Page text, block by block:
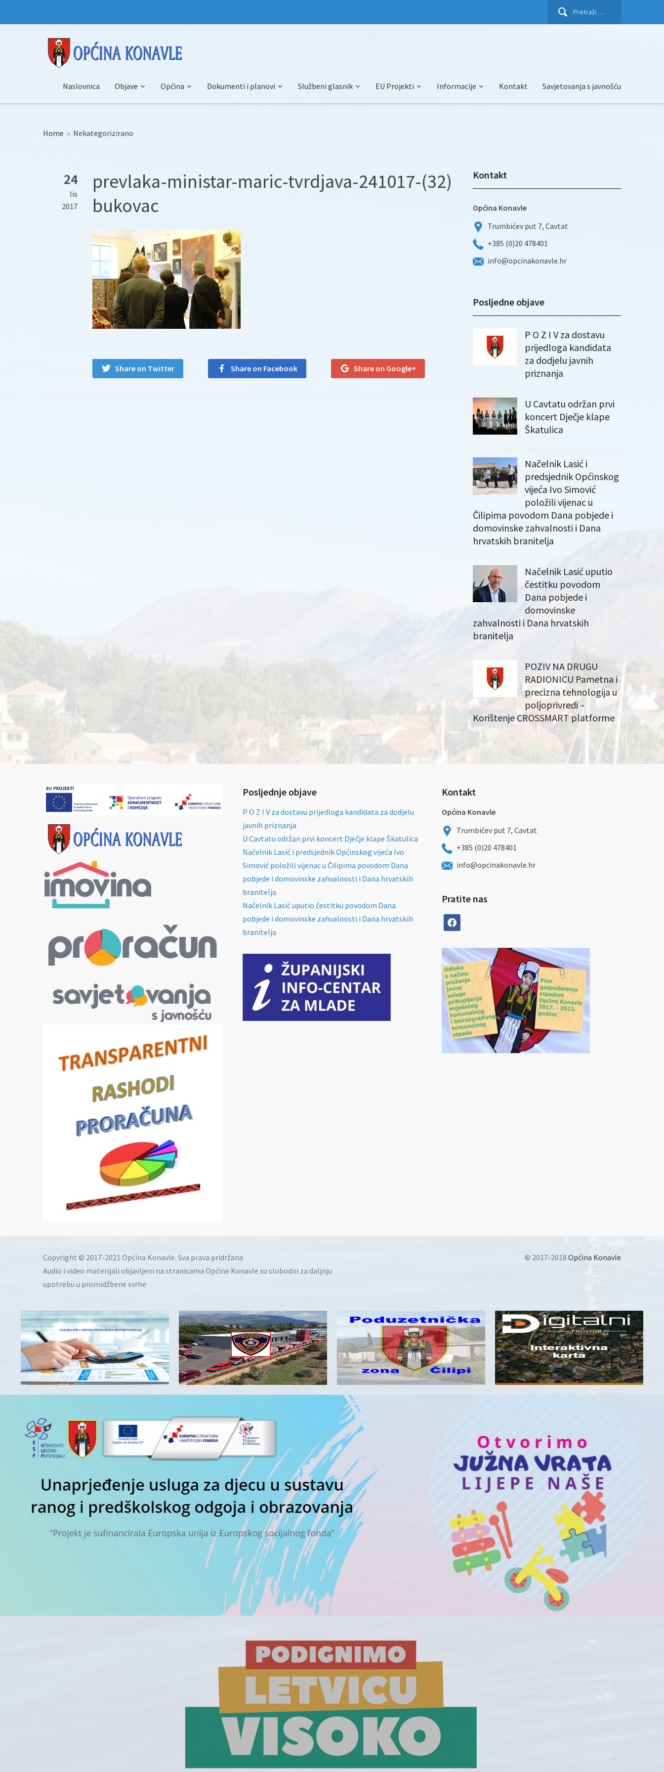
Pretraži:
Naslovnica Objave Općina Dokumenti i planovi Službeni glasnik EU Projekti Informacije Kontakt Savjetovanja s javnošću
Home » Nekategorizirano
24
lis
2017
prevlaka-ministar-maric-tvrdjava-241017-(32)
bukovac
Share on Twitter Share on Facebook Share on Google+
Kontakt
Općina Konavle
Trumbićev put 7, Cavtat
+385 (0)20 478401
info@opcinakonavle.hr
Posljedne objave
P O Z I V za dostavu
prijedloga kandidata
za dodjelu javnih
priznanja
U Cavtatu održan prvi
koncert Dječje klape
Škatulica
Načelnik Lasić i
predsjednik Općinskog
vijeća Ivo Simović
položili vijenac u
Čilipima povodom Dana pobjede i
domovinske zahvalnosti i Dana
hrvatskih branitelja
Načelnik Lasić uputio
čestitku povodom
Dana pobjede i
domovinske
zahvalnosti i Dana hrvatskih
branitelja
POZIV NA DRUGU
RADIONICU Pametna i
precizna tehnologija u
poljoprivredi –
Korištenje CROSSMART platforme
Posljednje objave
P O Z I V za dostavu prijedloga kandidata za dodjelu
javnih priznanja
U Cavtatu održan prvi koncert Dječje klape Škatulica
Načelnik Lasić i predsjednik Općinskog vijeća Ivo
Simović položili vijenac u Čilipima povodom Dana
pobjede i domovinske zahvalnosti i Dana hrvatskih
branitelja
Načelnik Lasić uputio čestitku povodom Dana
pobjede i domovinske zahvalnosti i Dana hrvatskih
branitelja
Kontakt
Općina Konavle
Trumbićev put 7, Cavtat
+385 (0)20 478401
info@opcinakonavle.hr
Pratite nas
facebook
Copyright © 2017-2021 Općina Konavle. Sva prava pridržana
Audio i video materijali objavljeni na stranicama Općine Konavle su slobodni za daljnju
upotrebu u promidžbene svrhe
© 2017-2018 Općina Konavle